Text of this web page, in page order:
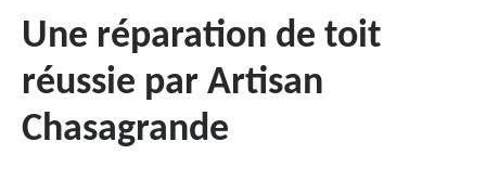
Une réparation de toit
réussie par Artisan
Chasagrande